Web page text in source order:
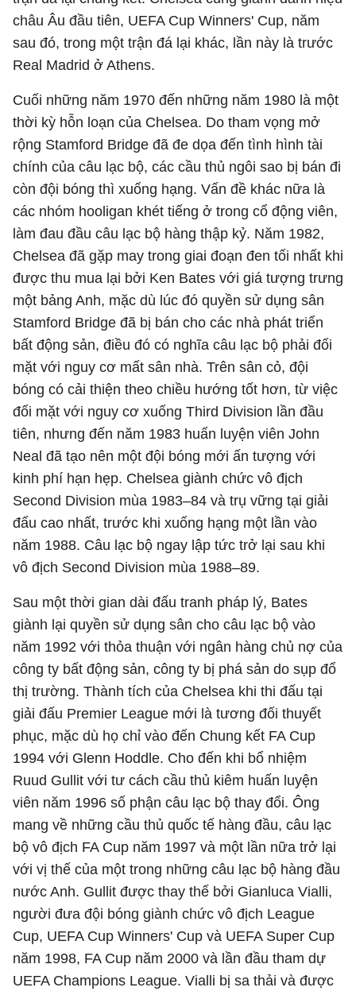
châu Âu đầu tiên, UEFA Cup Winners' Cup, năm
sau đó, trong một trận đá lại khác, lần này là trước
Real Madrid ở Athens.
Cuối những năm 1970 đến những năm 1980 là một
thời kỳ hỗn loạn của Chelsea. Do tham vọng mở
rộng Stamford Bridge đã đe dọa đến tình hình tài
chính của câu lạc bộ, các cầu thủ ngôi sao bị bán đi
còn đội bóng thì xuống hạng. Vấn đề khác nữa là
các nhóm hooligan khét tiếng ở trong cổ động viên,
làm đau đầu câu lạc bộ hàng thập kỷ. Năm 1982,
Chelsea đã gặp may trong giai đoạn đen tối nhất khi
được thu mua lại bởi Ken Bates với giá tượng trưng
một bảng Anh, mặc dù lúc đó quyền sử dụng sân
Stamford Bridge đã bị bán cho các nhà phát triển
bất động sản, điều đó có nghĩa câu lạc bộ phải đối
mặt với nguy cơ mất sân nhà. Trên sân cỏ, đội
bóng có cải thiện theo chiều hướng tốt hơn, từ việc
đối mặt với nguy cơ xuống Third Division lần đầu
tiên, nhưng đến năm 1983 huấn luyện viên John
Neal đã tạo nên một đội bóng mới ấn tượng với
kinh phí hạn hẹp. Chelsea giành chức vô địch
Second Division mùa 1983–84 và trụ vững tại giải
đấu cao nhất, trước khi xuống hạng một lần vào
năm 1988. Câu lạc bộ ngay lập tức trở lại sau khi
vô địch Second Division mùa 1988–89.
Sau một thời gian dài đấu tranh pháp lý, Bates
giành lại quyền sử dụng sân cho câu lạc bộ vào
năm 1992 với thỏa thuận với ngân hàng chủ nợ của
công ty bất động sản, công ty bị phá sản do sụp đổ
thị trường. Thành tích của Chelsea khi thi đấu tại
giải đấu Premier League mới là tương đối thuyết
phục, mặc dù họ chỉ vào đến Chung kết FA Cup
1994 với Glenn Hoddle. Cho đến khi bổ nhiệm
Ruud Gullit với tư cách cầu thủ kiêm huấn luyện
viên năm 1996 số phận câu lạc bộ thay đổi. Ông
mang về những cầu thủ quốc tế hàng đầu, câu lạc
bộ vô địch FA Cup năm 1997 và một lần nữa trở lại
với vị thế của một trong những câu lạc bộ hàng đầu
nước Anh. Gullit được thay thế bởi Gianluca Vialli,
người đưa đội bóng giành chức vô địch League
Cup, UEFA Cup Winners' Cup và UEFA Super Cup
năm 1998, FA Cup năm 2000 và lần đầu tham dự
UEFA Champions League. Vialli bị sa thải và được